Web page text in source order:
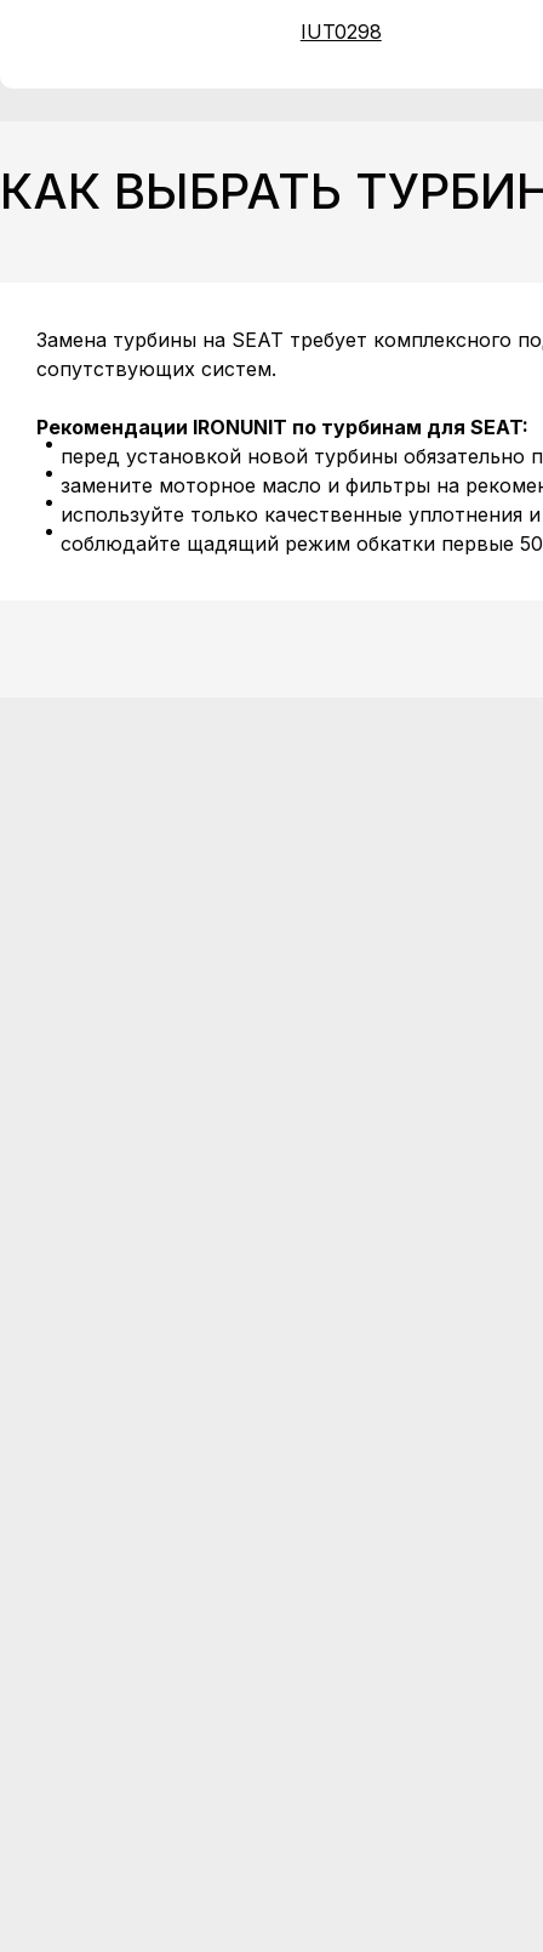
IUT0298
КАК ВЫБРАТЬ
Замена турбины на SEAT требует комплексного
сопутствующих систем.
Рекомендации IRONUNIT по турбинам для SEAT:
перед установкой новой турбины обязательно
замените моторное масло и фильтры на
используйте только качественные уплотнения
соблюдайте щадящий режим обкатки первые